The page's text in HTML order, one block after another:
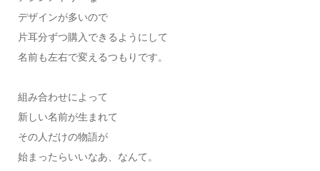
デザインが多いので
片耳分ずつ購入できるようにして
名前も左右で変えるつもりです。
組み合わせによって
新しい名前が生まれて
その人だけの物語が
始まったらいいなあ、なんて。